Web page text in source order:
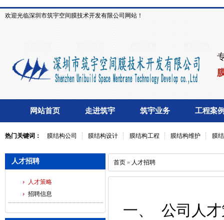
欢迎光临深圳市筑宇空间膜技术开发有限公司网站！
网站首页 走进筑宇 筑宇业务 工程案
热门关键词： 膜结构公司 膜结构设计 膜结构工程 膜结构维护 膜
人才招聘
人才策略
招聘信息
首页 » 人才招聘
一、
公司人